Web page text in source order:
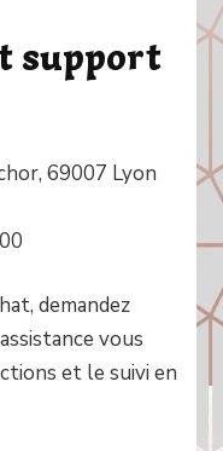
support
69007 Lyon
demandez
vous
et le suivi en